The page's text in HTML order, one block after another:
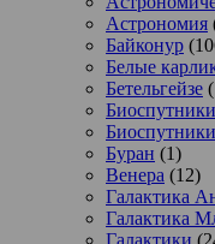
Астрономия
Байконур
Белые
Бетельгейзе
Биоспутники
Буран (1)
Венера (12)
Галактика
Галактика
Галактики